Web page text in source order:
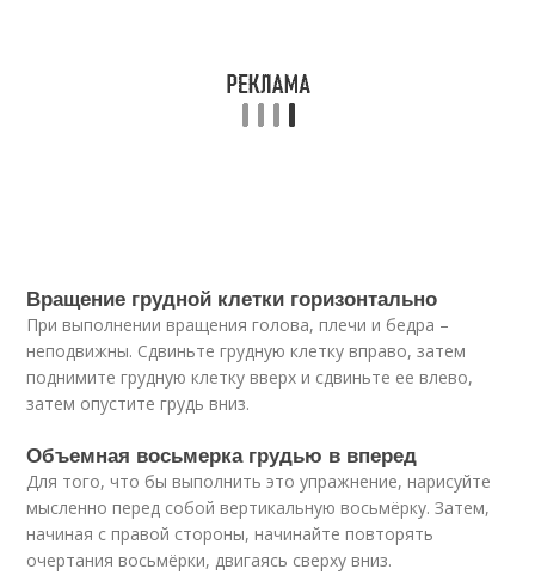
Вращение грудной клетки горизонтально
При выполнении вращения голова, плечи и бедра –
неподвижны. Сдвиньте грудную клетку вправо, затем
поднимите грудную клетку вверх и сдвиньте ее влево,
затем опустите грудь вниз.
Объемная восьмерка грудью в вперед
Для того, что бы выполнить это упражнение, нарисуйте
мысленно перед собой вертикальную восьмёрку. Затем,
начиная с правой стороны, начинайте повторять
очертания восьмёрки, двигаясь сверху вниз.